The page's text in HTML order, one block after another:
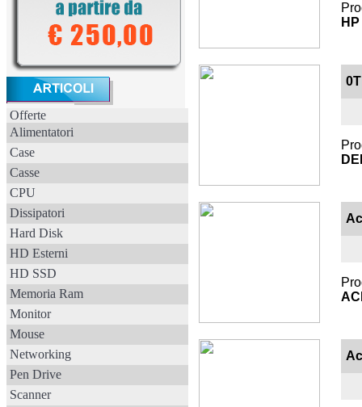
Offerte
Alimentatori
Case
Casse
CPU
Dissipatori
Hard Disk
HD Esterni
HD SSD
Memoria Ram
Monitor
Mouse
Networking
Pen Drive
Scanner
HP